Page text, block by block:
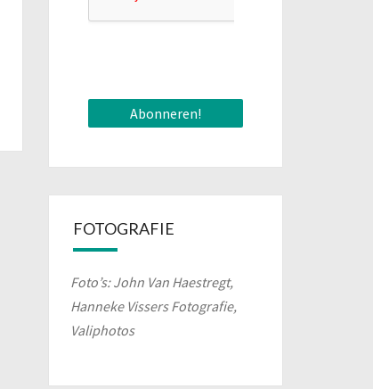
FOTOGRAFIE
Foto’s: John Van Haestregt,
Hanneke Vissers Fotografie,
Valiphotos